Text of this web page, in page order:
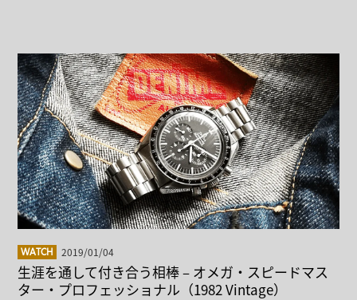
WATCH 2019/01/04
生涯を通して付き合う相棒 – オメガ・スピードマス
ター・プロフェッショナル（1982 Vintage）